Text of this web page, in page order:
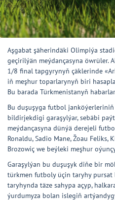
Aşgabat şäherindäki Olimpiýa
geçirilýän meýdançasyna öwrüler.
1/8 final tapgyrynyň çäklerinde
iň meşhur toparlarynyň biri
Bu barada Türkmenistanyň
Bu duşuşyga futbol
bildirjekdigi garaşylýar, sebäbi
meýdançasyna dünýä derejeli
Ronaldu, Sadio Mane, Žoau Feliks,
Brozowiç we beýleki meşhur
Garaşylýan bu duşuşyk diňe bir
türkmen futboly üçin taryhy
taryhynda täze sahypa açyp,
ýurdumyza bolan islegiň